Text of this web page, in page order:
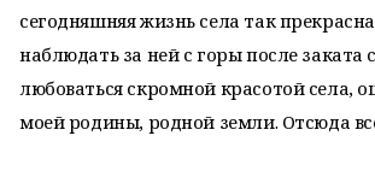
сегодняшняя жизнь села так
наблюдать за ней с горы после заката
любоваться скромной красотой села,
моей родины, родной земли. Отсюда